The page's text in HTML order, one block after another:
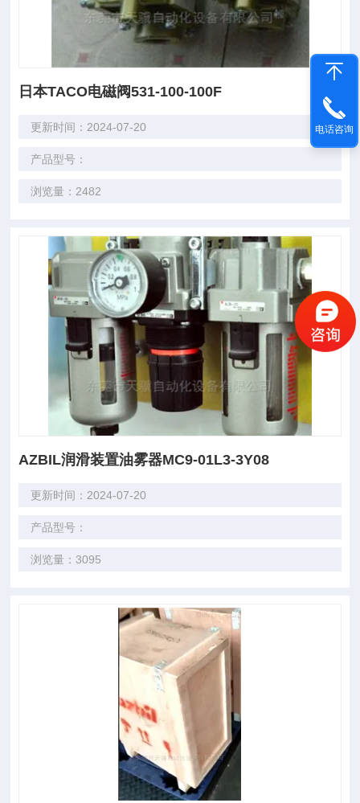
日本TACO电磁阀531-100-100F
更新时间：2024-07-20
产品型号：
浏览量：2482
AZBIL润滑装置油雾器MC9-01L3-3Y08
更新时间：2024-07-20
产品型号：
浏览量：3095
电话咨询